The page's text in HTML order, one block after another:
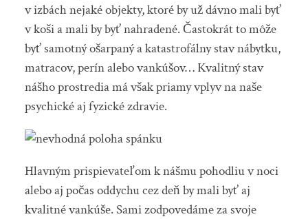
v izbách nejaké objekty, ktoré by už dávno mali byť
v koši a mali by byť nahradené. Častokrát to môže
byť samotný ošarpaný a katastrofálny stav nábytku,
matracov, perín alebo vankúšov… Kvalitný stav
nášho prostredia má však priamy vplyv na naše
psychické aj fyzické zdravie.
Hlavným prispievateľom k nášmu pohodliu v noci
alebo aj počas oddychu cez deň by mali byť aj
kvalitné vankúše. Sami zodpovedáme za svoje